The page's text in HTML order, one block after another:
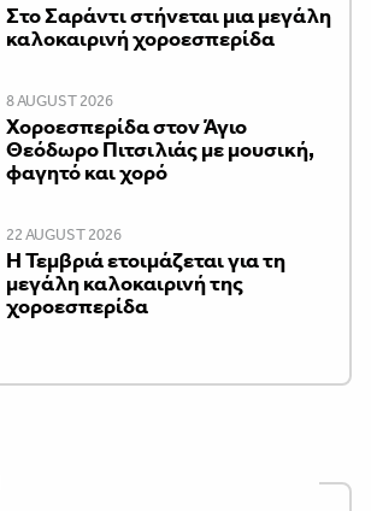
Στο Σαράντι στήνεται μια μεγάλη
καλοκαιρινή χοροεσπερίδα
8 AUGUST 2026
Χοροεσπερίδα στον Άγιο
Θεόδωρο Πιτσιλιάς με μουσική,
φαγητό και χορό
22 AUGUST 2026
Η Τεμβριά ετοιμάζεται για τη
μεγάλη καλοκαιρινή της
χοροεσπερίδα